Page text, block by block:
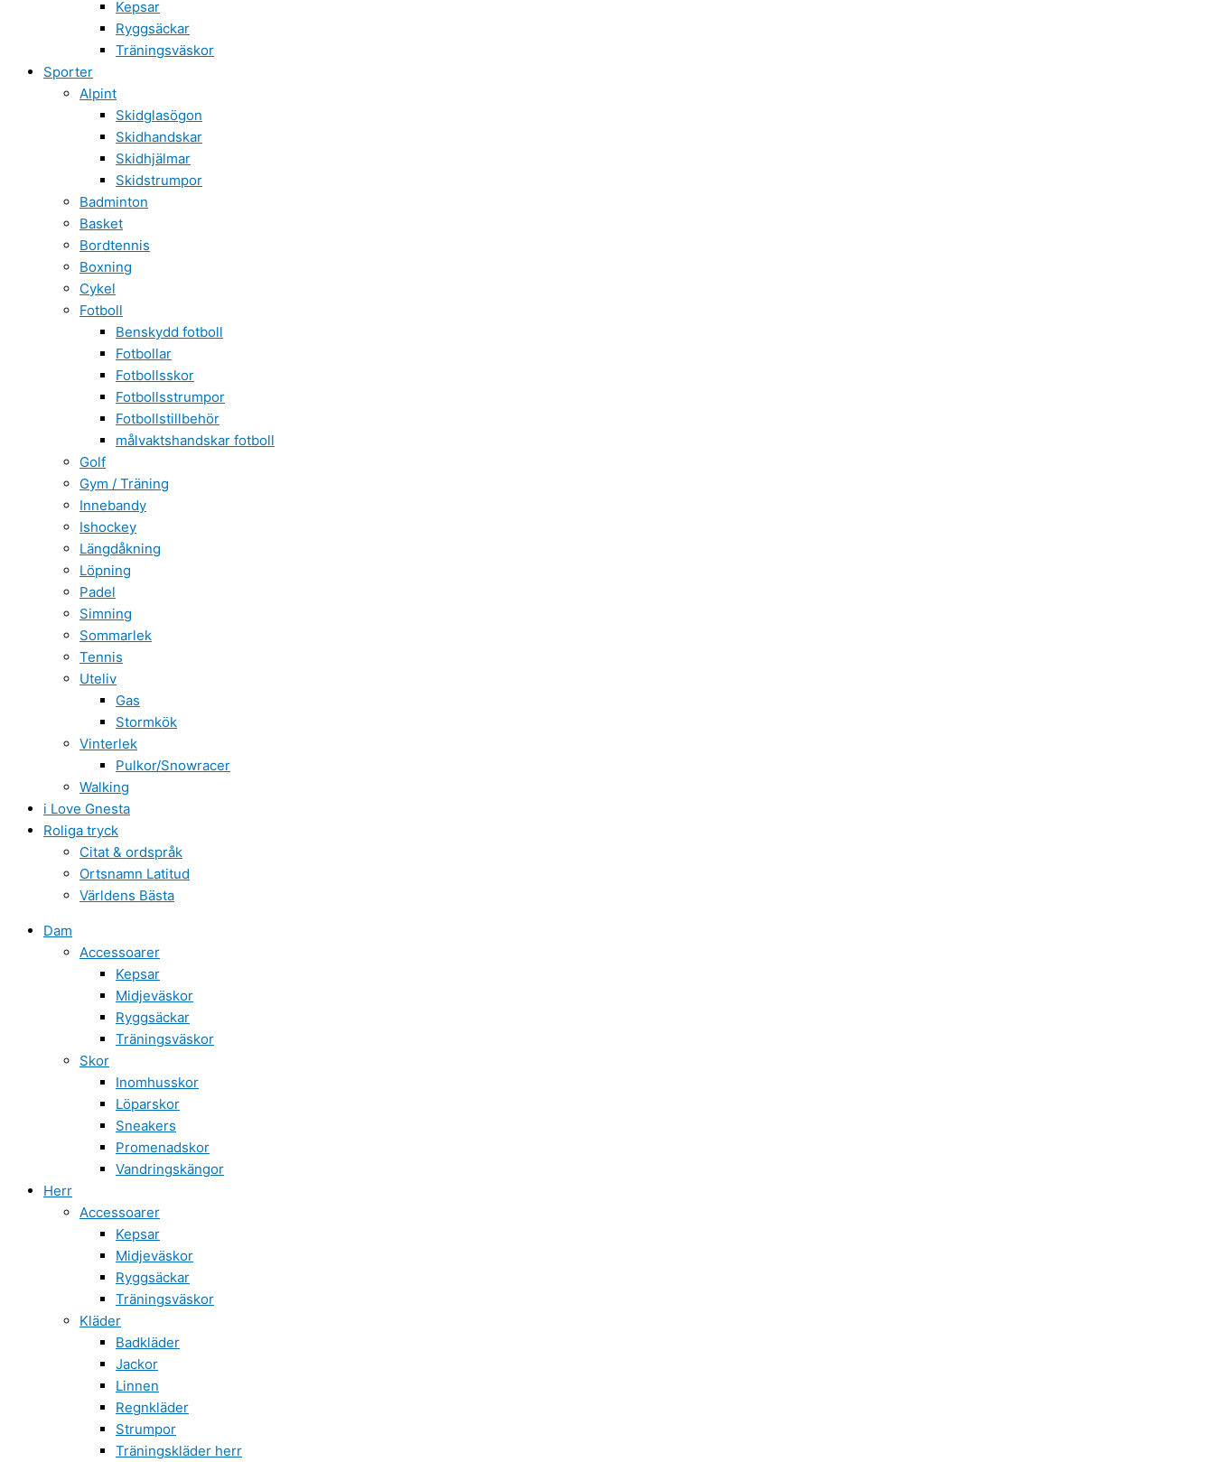
Kepsar
Ryggsäckar
Träningsväskor
Sporter
Alpint
Skidglasögon
Skidhandskar
Skidhjälmar
Skidstrumpor
Badminton
Basket
Bordtennis
Boxning
Cykel
Fotboll
Benskydd fotboll
Fotbollar
Fotbollsskor
Fotbollsstrumpor
Fotbollstillbehör
målvaktshandskar fotboll
Golf
Gym / Träning
Innebandy
Ishockey
Längdåkning
Löpning
Padel
Simning
Sommarlek
Tennis
Uteliv
Gas
Stormkök
Vinterlek
Pulkor/Snowracer
Walking
i Love Gnesta
Roliga tryck
Citat & ordspråk
Ortsnamn Latitud
Världens Bästa
Dam
Accessoarer
Kepsar
Midjeväskor
Ryggsäckar
Träningsväskor
Skor
Inomhusskor
Löparskor
Sneakers
Promenadskor
Vandringskängor
Herr
Accessoarer
Kepsar
Midjeväskor
Ryggsäckar
Träningsväskor
Kläder
Badkläder
Jackor
Linnen
Regnkläder
Strumpor
Träningskläder herr